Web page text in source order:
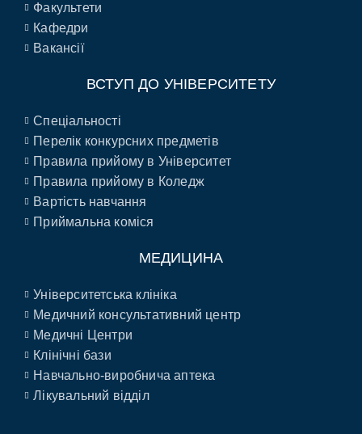
Факультети
Кафедри
Вакансії
ВСТУП ДО УНІВЕРСИТЕТУ
Спеціальності
Перелік конкурсних предметів
Правила прийому в Університет
Правила прийому в Коледж
Вартість навчання
Приймальна коміся
МЕДИЦИНА
Університетська клініка
Медичний консультативний центр
Медичні Центри
Клінічні бази
Навчально-виробнича аптека
Лікувальний відділ